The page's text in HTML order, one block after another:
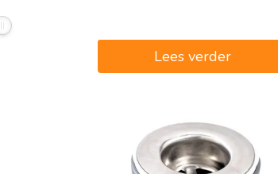
Lees verder